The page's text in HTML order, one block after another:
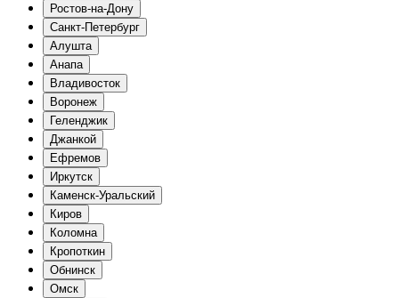
Ростов-на-Дону
Санкт-Петербург
Алушта
Анапа
Владивосток
Воронеж
Геленджик
Джанкой
Ефремов
Иркутск
Каменск-Уральский
Киров
Коломна
Кропоткин
Обнинск
Омск